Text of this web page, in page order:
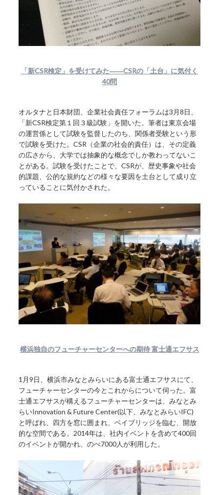
「新CSR検定」を受けてみた――CSRの「土台」に気付く
40問
オルタナと日本財団、企業社会責任フォーラムは3月8日、
「新CSR検定第１回３級試験」を開いた。筆者は東京会場
の運営係として試験を監督したのち、関係者受験という形
で試験を受けた。CSR（企業の社会的責任）は、その定義
の広さから、大学では抽象的な概念でしか教わってないこ
とがある。試験を受けたことで、CSRが、歴史事象や社会
的課題、公的な規約などの様々な要因を土台として成り立
っていることに気付かされた。
横浜独自のフューチャーセンターへの期待 富士通エフサス
1月9日、横浜市みなとみらいにある富士通エフサスにて、
フューチャーセンターの今とこれからについて伺った。富
士通エフサスが構えるフューチャーセンターは、みなとみ
らいInnovation & Future Center(以下、みなとみらいIFC)
と呼ばれ、四方を窓に囲まれ、ベイブリッジを臨む、開放
的な空間である。2014年は、社内イベントを含めて400回
のイベントが開かれ、のべ7000人が利用した。